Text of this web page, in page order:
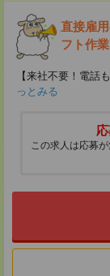
直接雇
フト作
【来社不要！電話
っとみる
この求人は応募